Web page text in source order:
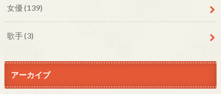
女優(139)
歌手(3)
アーカイブ